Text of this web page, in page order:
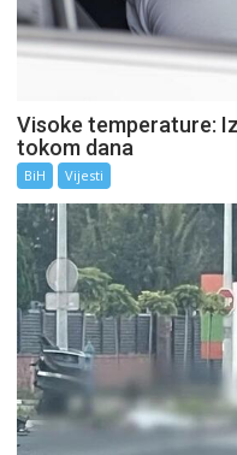
Visoke temperature:
tokom dana
BiH Vijesti